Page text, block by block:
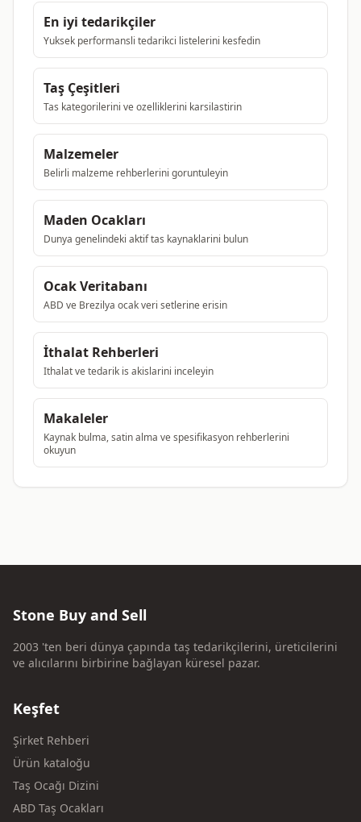
En iyi tedarikçiler
Yuksek performansli tedarikci listelerini kesfedin
Taş Çeşitleri
Tas kategorilerini ve ozelliklerini karsilastirin
Malzemeler
Belirli malzeme rehberlerini goruntuleyin
Maden Ocakları
Dunya genelindeki aktif tas kaynaklarini bulun
Ocak Veritabanı
ABD ve Brezilya ocak veri setlerine erisin
İthalat Rehberleri
Ithalat ve tedarik is akislarini inceleyin
Makaleler
Kaynak bulma, satin alma ve spesifikasyon rehberlerini
okuyun
Stone Buy and Sell
2003 'ten beri dünya çapında taş tedarikçilerini, üreticilerini
ve alıcılarını birbirine bağlayan küresel pazar.
Keşfet
Şirket Rehberi
Ürün kataloğu
Taş Ocağı Dizini
ABD Taş Ocakları